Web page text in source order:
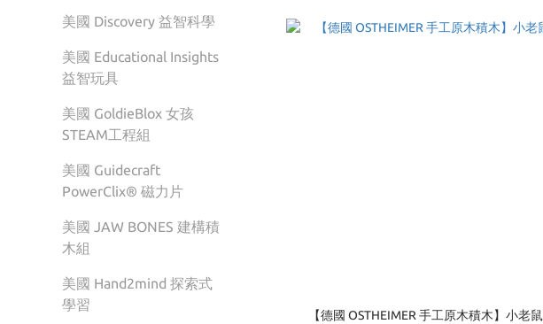
美國 Discovery 益智科學
美國 Educational Insights
益智玩具
美國 GoldieBlox 女孩
STEAM工程組
美國 Guidecraft
PowerClix® 磁力片
美國 JAW BONES 建構積
木組
美國 Hand2mind 探索式
學習
【德國 OSTHEIMER 手工原木積木】小老鼠